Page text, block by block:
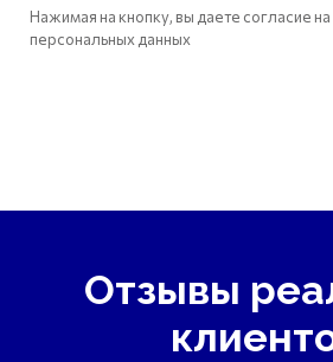
Нажимая на кнопку, вы даете согласие
персональных данных
Отзывы